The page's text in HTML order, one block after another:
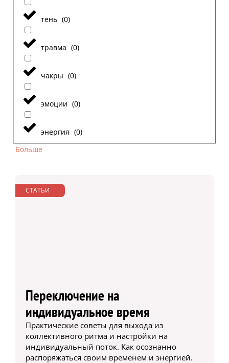
тень (0)
травма (0)
чакры (0)
эмоции (0)
энергия (0)
Больше
СТАТЬИ
Переключение на
индивидуальное время
Практические советы для выхода из
коллективного ритма и настройки на
индивидуальный поток. Как осознанно
распоряжаться своим временем и энергией.